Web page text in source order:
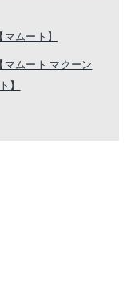
ムート】
ムート マクーン
】